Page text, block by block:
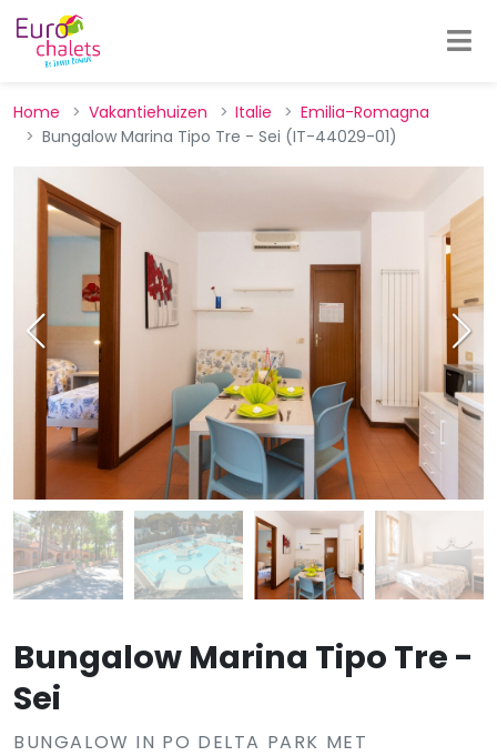
Home Vakantiehuizen Italie
Emilia-Romagna
Bungalow Marina Tipo Tre - Sei (IT-44029-01)
Bungalow Marina Tipo Tre -
Sei
BUNGALOW IN PO DELTA PARK MET